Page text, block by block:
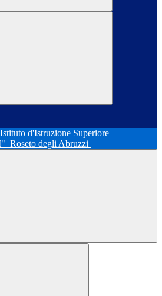
Istituto d'Istruzione Superiore
Roseto degli Abruzzi